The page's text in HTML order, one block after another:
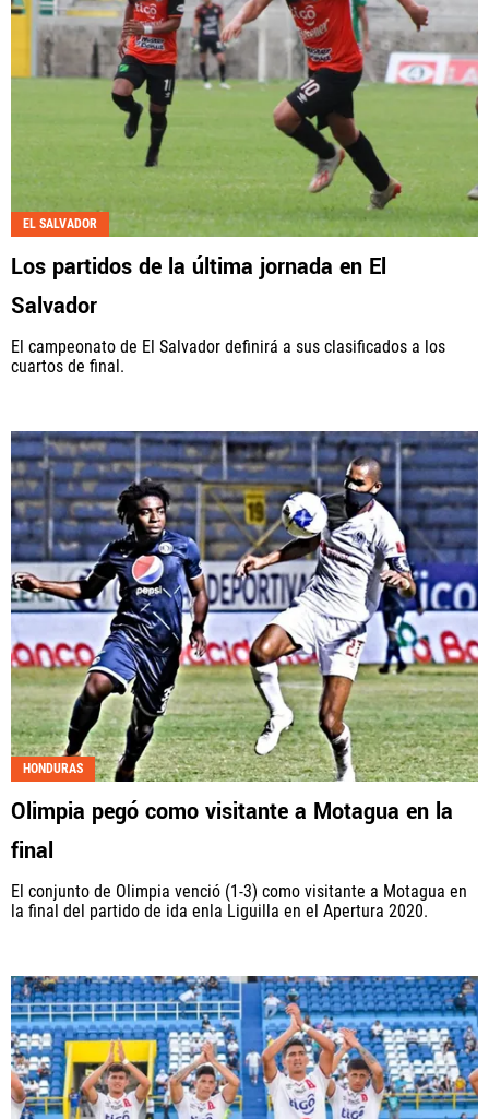
EL SALVADOR
Los partidos de la última jornada en El
Salvador
El campeonato de El Salvador definirá a sus clasificados a los
cuartos de final.
HONDURAS
Olimpia pegó como visitante a Motagua en la
final
El conjunto de Olimpia venció (1-3) como visitante a Motagua en
la final del partido de ida enla Liguilla en el Apertura 2020.